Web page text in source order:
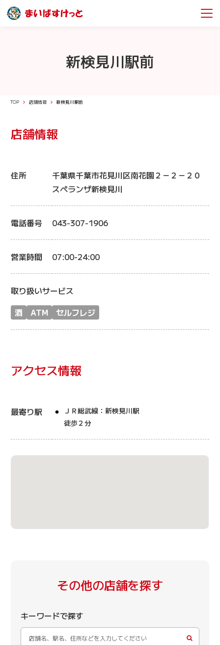
新検見川駅前
TOP 店舗情報 新検見川駅前
店舗情報
住所
千葉県千葉市花見川区南花園２－２－２０
スペランザ新検見川
電話番号 043-307-1906
営業時間 07:00-24:00
取り扱いサービス
酒
ATM セルフレジ
アクセス情報
最寄り駅
ＪＲ総武線：新検見川駅
徒歩２分
その他の店舗を探す
キーワードで探す